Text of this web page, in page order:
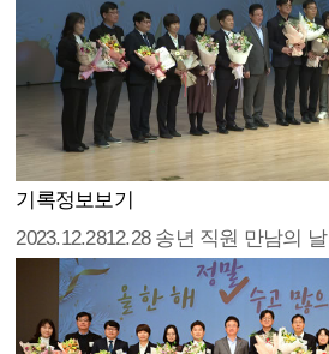
기록정보보기
2023.12.2812.28 송년 직원 만남의 날